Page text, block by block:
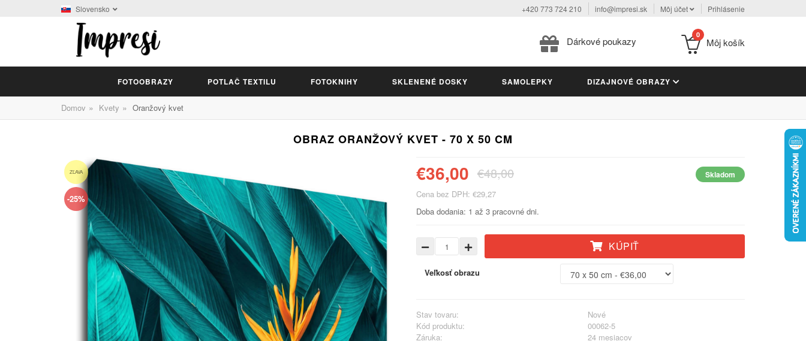
Slovensko +420 773 724 210 info@impresi.sk Môj účet Prihlásenie
Dárkové poukazy
0
Môj košík
FOTOOBRAZY POTLAČ TEXTILU FOTOKNIHY SKLENENÉ DOSKY SAMOLEPKY DIZAJNOVÉ OBRAZY
Domov » Kvety » Oranžový kvet
OBRAZ ORANŽOVÝ KVET - 70 X 50 CM
ZĽAVA
-25%
€36,00 €48,00 Skladom
Cena bez DPH: €29,27
Doba dodania: 1 až 3 pracovné dni.
KÚPIŤ
Veľkosť obrazu
Stav tovaru:
Nové
Kód produktu:
00062-5
Záruka:
24 mesiacov